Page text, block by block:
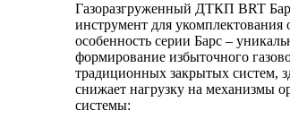
Газоразгруженный ДТКП BRT
инструмент для
особенность серии Барс –
формирование избыточного
традиционных закрытых систем,
снижает нагрузку на механизмы
системы: